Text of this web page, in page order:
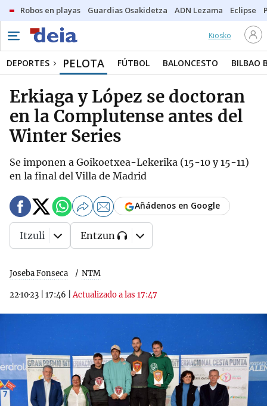
Robos en playas Guardias Osakidetza ADN Lezama Eclipse
Kiosko
DEPORTES PELOTA FÚTBOL BALONCESTO BILBAO
Erkiaga y López se doctoran
en la Complutense antes del
Winter Series
Se imponen a Goikoetxea-Lekerika (15-10 y 15-11)
en la final del Villa de Madrid
Joseba Fonseca NTM
22·10·23 17:46 |Actualizado a las 17:47
Añádenos en Google
Itzuli Entzun